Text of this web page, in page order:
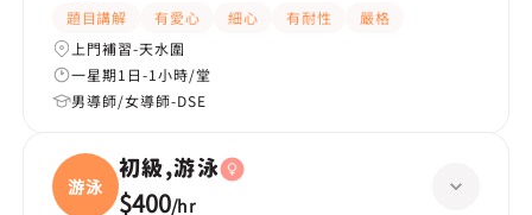
題目講解 有愛心 細心 有耐性
嚴格
上門補習-天水圍
一星期1日-1小時/堂
男導師/女導師-DSE
游泳
初級,游泳
$400/hr